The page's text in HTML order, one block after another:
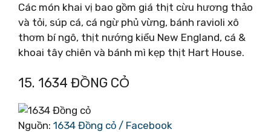
Các món khai vị bao gồm giá thịt cừu hương thảo
và tỏi, súp cá, cá ngừ phủ vừng, bánh ravioli xô
thơm bí ngô, thịt nướng kiểu New England, cá &
khoai tây chiên và bánh mì kẹp thịt Hart House.
15. 1634 ĐỒNG CỎ
Nguồn: 1634 Đồng cỏ / Facebook